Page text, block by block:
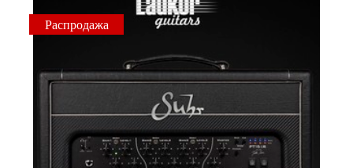
Распродажа